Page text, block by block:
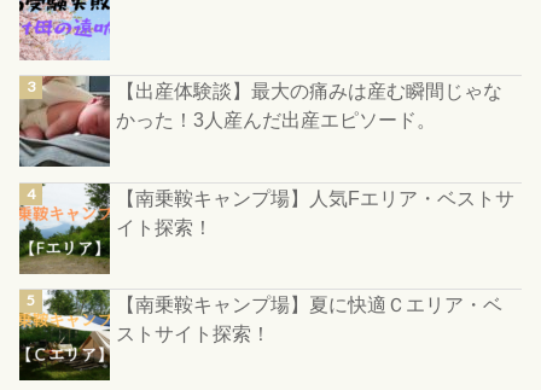
【出産体験談】最大の痛みは産む瞬間じゃな
かった！3人産んだ出産エピソード。
【南乗鞍キャンプ場】人気Fエリア・ベストサ
イト探索！
【南乗鞍キャンプ場】夏に快適Ｃエリア・ベ
ストサイト探索！